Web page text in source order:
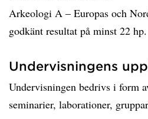
Arkeologi A – Europas och
godkänt resultat på minst 22 hp.
Undervisningens
Undervisningen bedrivs i form
seminarier, laborationer,